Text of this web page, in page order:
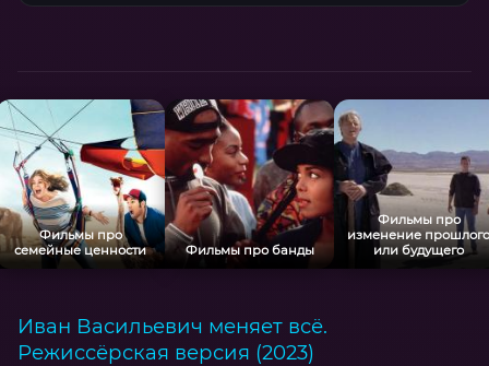
Фильмы про
семейные ценности
Фильмы про банды
Фильмы про
изменение прошлого
или будущего
Иван Васильевич меняет всё.
Режиссёрская версия (2023)